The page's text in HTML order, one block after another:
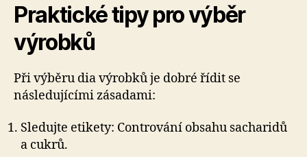
Praktické tipy pro výběr
výrobků
Při výběru dia výrobků je dobré řídit se
následujícími zásadami:
Sledujte etikety: Contrování obsahu sacharidů
a cukrů.